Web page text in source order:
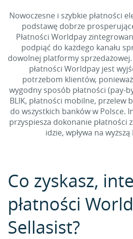
Nowoczesne i szybkie płatności
podstawę dobrze
Płatności Worldpay
podpiąć do każdego kanału
dowolnej platformy
płatności Worldpay jest
potrzebom klientów,
wygodny sposób płatności (pay-
BLIK, płatności mobilne, przelew
do wszystkich banków w Polsce.
przyspiesza dokonanie płatności
idzie, wpływa na
Co zyskasz,
płatności
Sellasist?